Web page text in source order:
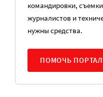
командировки,
журналистов и
нужны средства.
ПОМОЧЬ